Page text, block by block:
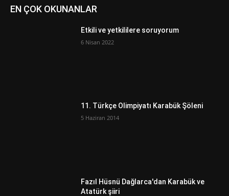
EN ÇOK OKUNANLAR
Etkili ve yetkililere soruyorum
6 Nisan 2022
11. Türkçe Olimpiyatı Karabük Şöleni
5 Haziran 2014
Fazıl Hüsnü Dağlarca'dan Karabük ve
Atatürk şiiri